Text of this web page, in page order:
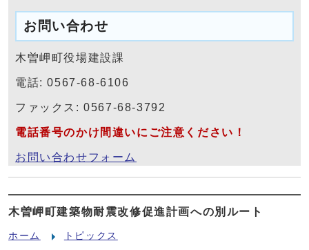
お問い合わせ
木曽岬町役場建設課
電話: 0567-68-6106
ファックス: 0567-68-3792
電話番号のかけ間違いにご注意ください！
お問い合わせフォーム
木曽岬町建築物耐震改修促進計画への別ルート
ホーム トピックス